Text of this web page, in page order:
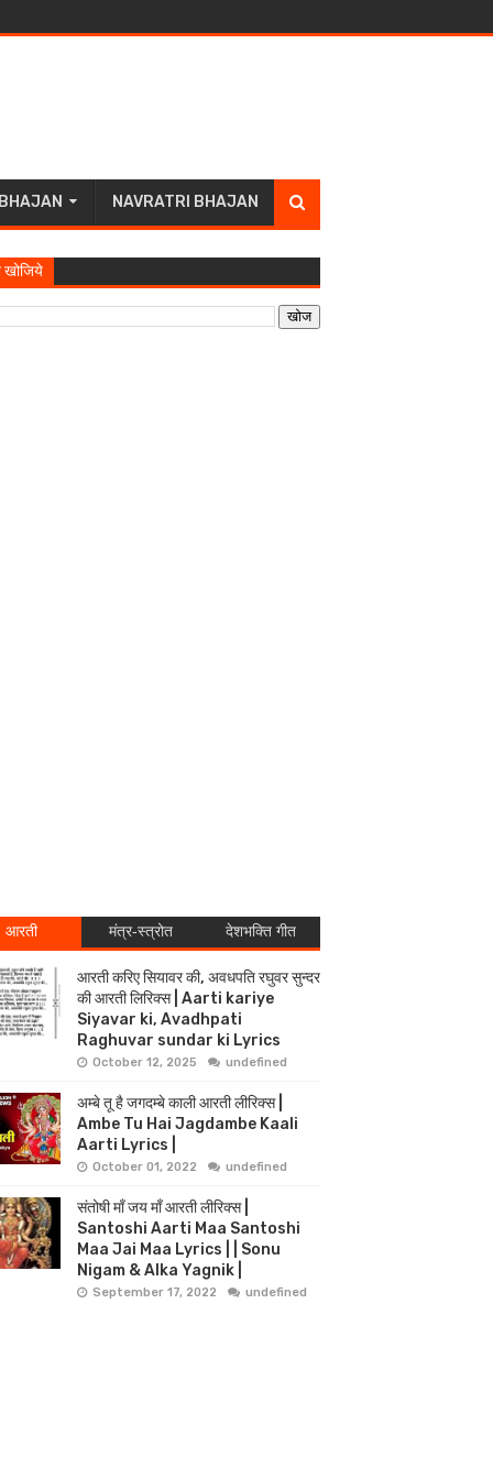
NAVRATRI BHAJAN
आरती मंत्र-स्त्रोत देशभक्ति गीत
आरती करिए सियावर की, अवधपति रघुवर सुन्दर
की आरती लिरिक्स | Aarti kariye
Siyavar ki, Avadhpati
Raghuvar sundar ki Lyrics
October 12, 2025 undefined
अम्बे तू है जगदम्बे काली आरती लीरिक्स |
Ambe Tu Hai Jagdambe Kaali
Aarti Lyrics |
October 01, 2022 undefined
संतोषी माँ जय माँ आरती लीरिक्स |
Santoshi Aarti Maa Santoshi
Maa Jai Maa Lyrics | | Sonu
Nigam & Alka Yagnik |
September 17, 2022 undefined